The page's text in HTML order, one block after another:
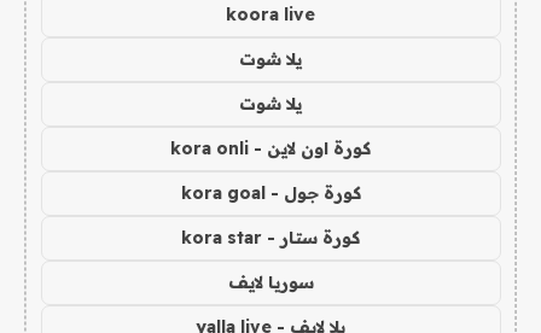
koora live
يلا شوت
يلا شوت
كورة اون لاين - kora onli
كورة جول - kora goal
كورة ستار - kora star
سوريا لايف
يلا لايف - yalla live